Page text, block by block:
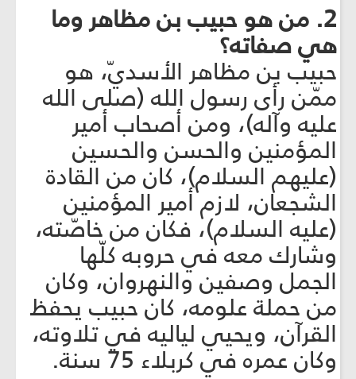
2. من هو حبيب بن مظاهر وما
هي صفاته؟
حبيب بن مظاهر الأسديّ، هو
ممّن رأى رسول الله (صلى الله
عليه وآله)، ومن أصحاب أمير
المؤمنين والحسن والحسين
(عليهم السلام)، كان من القادة
الشجعان، لازم أمير المؤمنين
(عليه السلام)، فكان من خاصّته،
وشارك معه في حروبه كلّها
الجمل وصفين والنهروان، وكان
من حملة علومه، كان حبيب يحفظ
القرآن، ويحيي لياليه في تلاوته،
وكان عمره في كربلاء 75 سنة.